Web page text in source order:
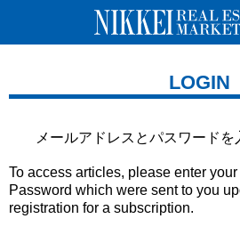
LOGIN
メールアドレスとパスワードを
To access articles, please enter
Password which were sent to you
registration for a subscription.